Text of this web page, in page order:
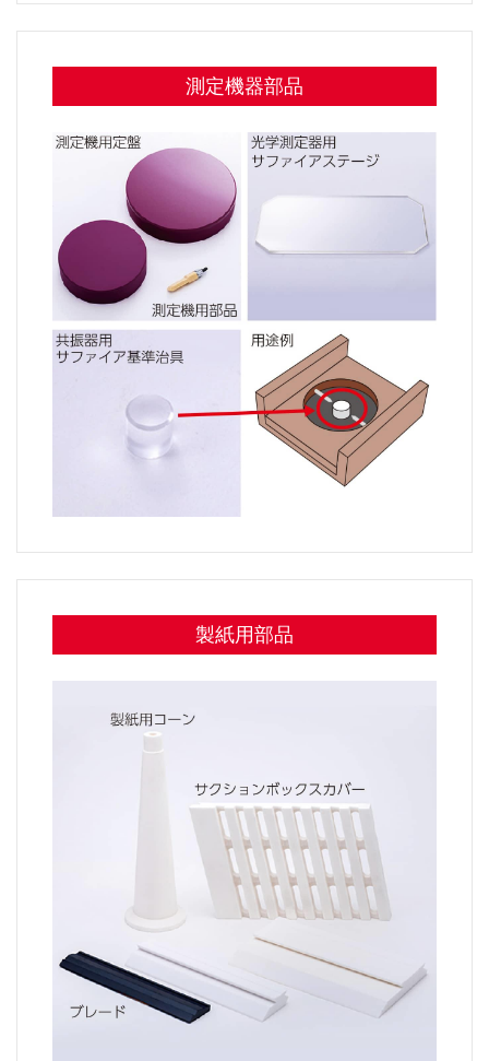
測定機器部品
製紙用部品